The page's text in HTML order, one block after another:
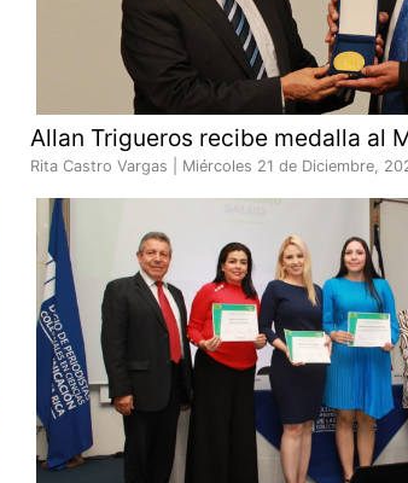
Allan Trigueros recibe medalla al
Rita Castro Vargas | Miércoles 21 de Diciembre,